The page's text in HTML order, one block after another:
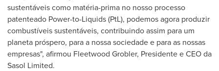
sustentáveis como matéria-prima no nosso processo
patenteado Power-to-Liquids (PtL), podemos agora produzir
combustíveis sustentáveis, contribuindo assim para um
planeta próspero, para a nossa sociedade e para as nossas
empresas", afirmou Fleetwood Grobler, Presidente e CEO da
Sasol Limited.